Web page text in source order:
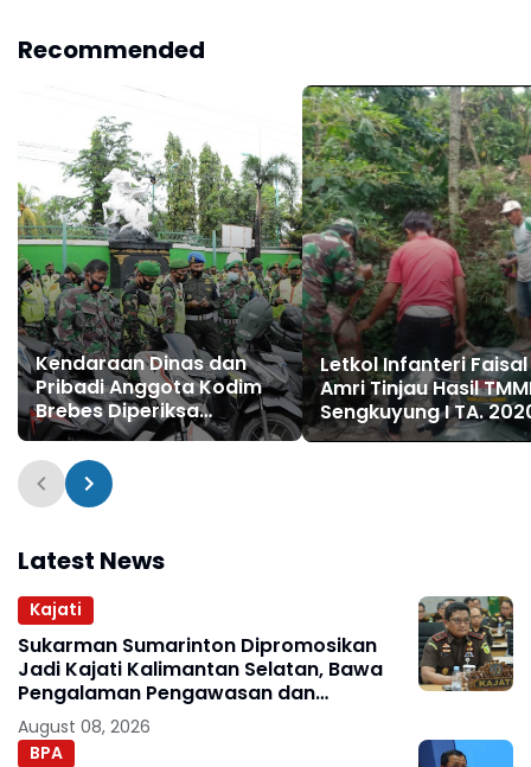
Recommended
Kendaraan Dinas dan
Pribadi Anggota Kodim
Brebes Diperiksa
Subdenpom
Letkol Infanteri Faisal
Amri Tinjau Hasil
Sengkuyung I TA.
Latest News
Kajati
Sukarman Sumarinton Dipromosikan
Jadi Kajati Kalimantan Selatan, Bawa
Pengalaman Pengawasan dan
Kepemimpinan
August 08, 2026
BPA